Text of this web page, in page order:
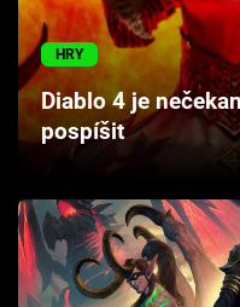
Hry
Cool Esport
Pořady
TV Program
Sledujte prima+
HRY
Diablo 4 je
pospíšit